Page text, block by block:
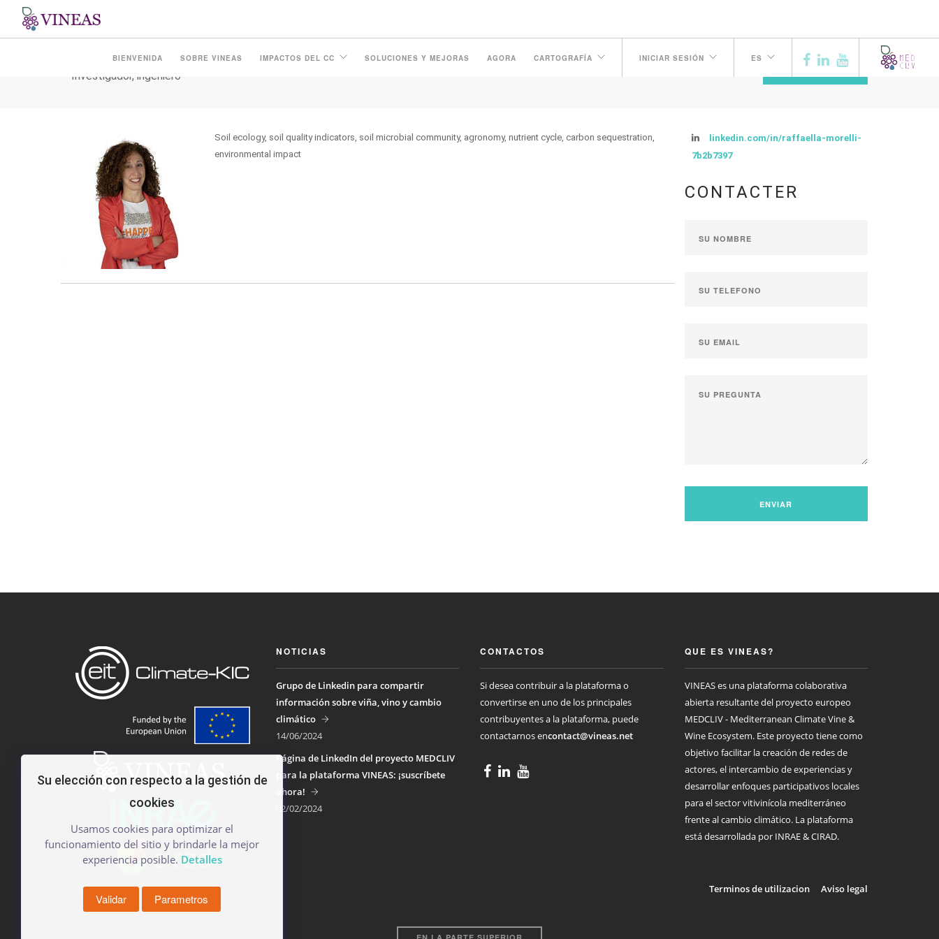
BIENVENIDA SOBRE VINEAS IMPACTOS DEL CC SOLUCIONES Y MEJORAS AGORA CARTOGRAFÍA INICIAR SESIÓN ES
MORELLI RAFFAELLA
Investigador, ingeniero ANTERIOR
Soil ecology, soil quality indicators, soil microbial community, agronomy, nutrient cycle, carbon sequestration,
environmental impact
linkedin.com/in/raffaella-morelli-
7b2b7397
CONTACTER
ENVIAR
NOTICIAS
Grupo de Linkedin para compartir
información sobre viña, vino y cambio
climático
14/06/2024
Página de LinkedIn del proyecto MEDCLIV
para la plataforma VINEAS: ¡suscríbete
ahora!
02/02/2024
CONTACTOS
Si desea contribuir a la plataforma o
convertirse en uno de los principales
contribuyentes a la plataforma, puede
contactarnos encontact@vineas.net
QUE ES VINEAS?
VINEAS es una plataforma colaborativa
abierta resultante del proyecto europeo
MEDCLIV - Mediterranean Climate Vine &
Wine Ecosystem. Este proyecto tiene como
objetivo facilitar la creación de redes de
actores, el intercambio de experiencias y
desarrollar enfoques participativos locales
para el sector vitivinícola mediterráneo
frente al cambio climático. La plataforma
está desarrollada por INRAE & CIRAD.
© Copyright 2026 - VINEAS Terminos de utilizacion Aviso legal
Su elección con respecto a la gestión de
cookies
Usamos cookies para optimizar el
funcionamiento del sitio y brindarle la mejor
experiencia posible. Detalles
Validar Parametros